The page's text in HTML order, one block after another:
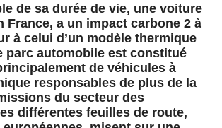
de sa durée de vie, une voiture
France, a un impact carbone 2 à
à celui d’un modèle thermique
parc automobile est constitué
de véhicules à
responsables de plus de la
du secteur des
différentes feuilles de route,